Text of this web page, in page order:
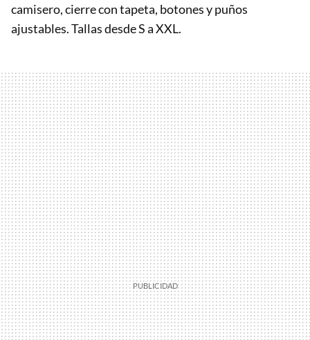
camisero, cierre con tapeta, botones y puños
ajustables. Tallas desde S a XXL.